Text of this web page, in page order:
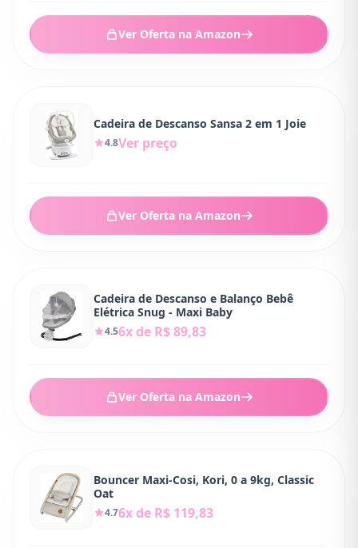
Ver Oferta na Amazon
Cadeira de Descanso Sansa 2 em 1 Joie
4.8Ver preço
Ver Oferta na Amazon
Cadeira de Descanso e Balanço Bebê
Elétrica Snug - Maxi Baby
4.56x de R$ 89,83
Ver Oferta na Amazon
Bouncer Maxi-Cosi, Kori, 0 a 9kg, Classic
Oat
4.76x de R$ 119,83